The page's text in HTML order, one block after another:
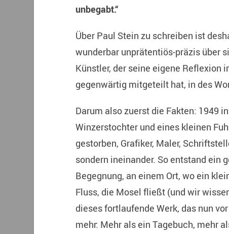
unbegabt.“
Über Paul Stein zu schreiben ist
wunderbar unprätentiös-präzis über
Künstler, der seine eigene Reflexion
gegenwärtig mitgeteilt hat, in des
Darum also zuerst die Fakten: 1949
Winzerstochter und eines kleinen
gestorben, Grafiker, Maler,
sondern ineinander. So entstand ein
Begegnung, an einem Ort, wo ein
Fluss, die Mosel fließt (und wir
dieses fortlaufende Werk, das nun
mehr: Mehr als ein Tagebuch, mehr